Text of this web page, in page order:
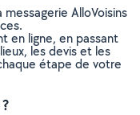
AlloVoisins
en ligne, en passant
les devis et les
étape de votre